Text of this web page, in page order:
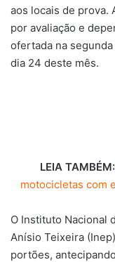
aos locais de prova.
por avaliação e
ofertada na
dia 24 deste mês.
LEIA TAMBÉM:
motocicletas com
O Instituto Nacional
Anísio Teixeira
portões,